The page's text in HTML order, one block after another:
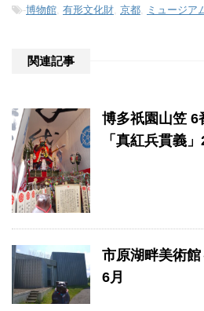
-博物館 有形文化財 京都 ミュージア
関連記事
博多祇園山笠 6
「真紅兵貫義
市原湖畔美術
6月